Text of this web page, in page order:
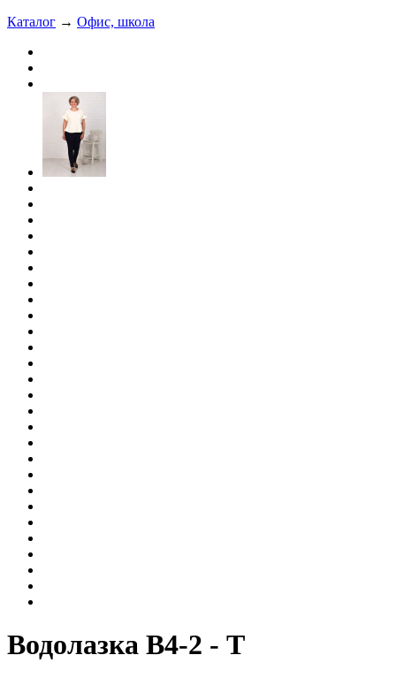
Каталог → Офис, школа
Водолазка В4-2 - Т